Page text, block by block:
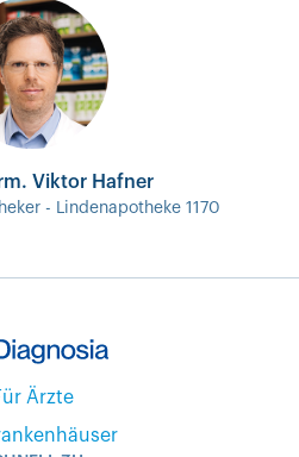
Viktor Hafner
- Lindenapotheke 1170
Ärzte